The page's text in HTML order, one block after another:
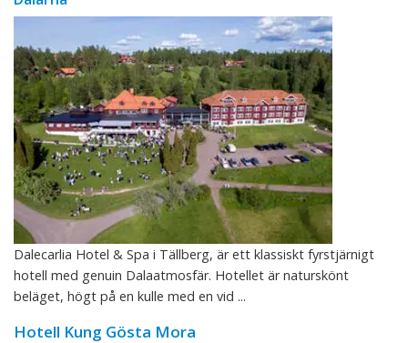
Dalecarlia Hotel & Spa i Tällberg, är ett klassiskt fyrstjärnigt
hotell med genuin Dalaatmosfär. Hotellet är naturskönt
beläget, högt på en kulle med en vid ...
Hotell Kung Gösta Mora